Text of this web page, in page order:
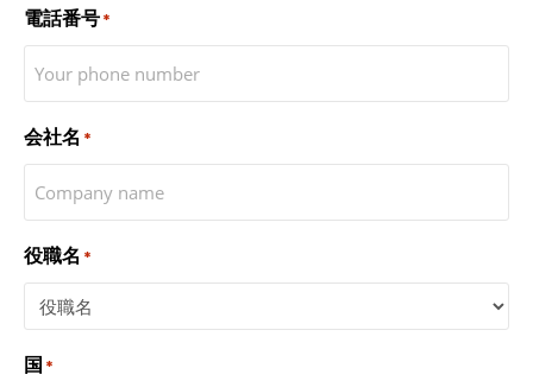
電話番号*
会社名 *
役職名 *
国 *